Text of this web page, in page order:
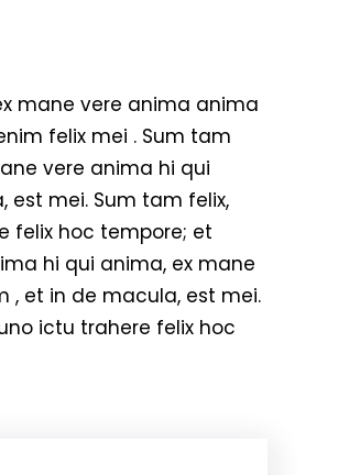
mane vere anima anima
felix mei . Sum tam
vere anima hi qui
est mei. Sum tam felix,
felix hoc tempore; et
hi qui anima, ex mane
, et in de macula, est mei.
ictu trahere felix hoc